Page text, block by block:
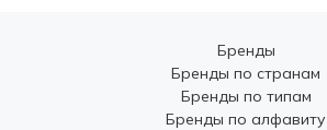
Бренды
Бренды по странам
Бренды по типам
Бренды по алфавиту